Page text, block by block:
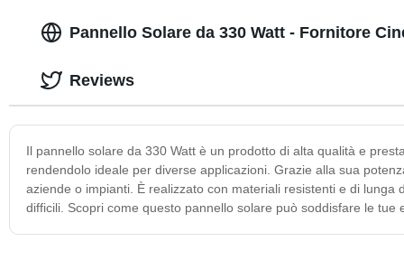
Pannello Solare da 330 Watt - Fornitore
Il pannello solare da 330 Watt è un prodotto di alta qualità e
rendendolo ideale per diverse applicazioni. Grazie alla sua
aziende o impianti. È realizzato con materiali resistenti e di
difficili. Scopri come questo pannello solare può soddisfare le
Reviews